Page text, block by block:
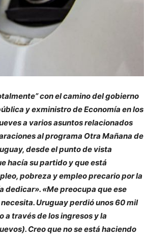
con el camino del gobierno
y exministro de Economía en los
a varios asuntos relacionados
al programa Otra Mañana de
desde el punto de vista
hacía su partido y que está
pobreza y empleo precario por la
dedicar». «Me preocupa que ese
Uruguay perdió unos 60 mil
a través de los ingresos y la
Creo que no se está haciendo